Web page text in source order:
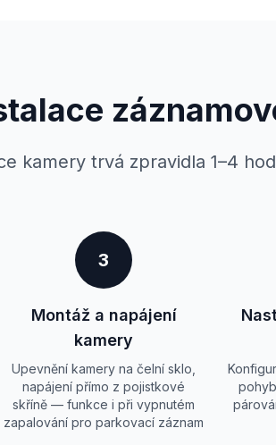
kamery trvá zpravidla 1–4
3
Montáž a napájení
kamery
Upevnění kamery na čelní sklo,
napájení přímo z pojistkové
skříně — funkce i při vypnutém
zapalování pro parkovací záznam